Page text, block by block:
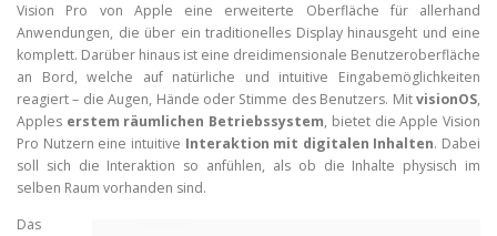
Vision Pro von Apple eine erweiterte Oberfläche für allerhand
Anwendungen, die über ein traditionelles Display hinausgeht und eine
komplett. Darüber hinaus ist eine dreidimensionale Benutzeroberfläche
an Bord, welche auf natürliche und intuitive Eingabemöglichkeiten
reagiert – die Augen, Hände oder Stimme des Benutzers. MitvisionOS,
Apples erstem räumlichen Betriebssystem, bietet die Apple Vision
Pro Nutzern eine intuitive Interaktion mit digitalen Inhalten. Dabei
soll sich die Interaktion so anfühlen, als ob die Inhalte physisch im
selben Raum vorhanden sind.
Das